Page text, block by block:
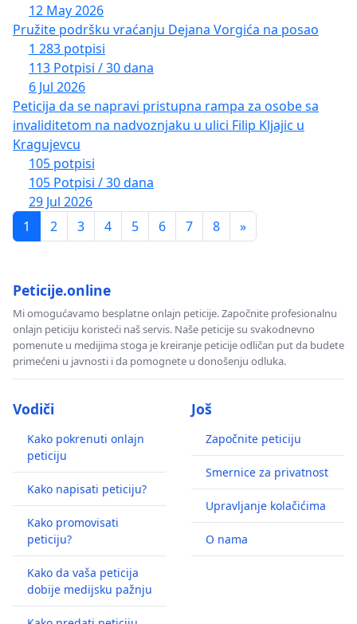
12 May 2026
Pružite podršku vraćanju Dejana Vorgića na posao
1 283 potpisi
113 Potpisi / 30 dana
6 Jul 2026
Peticija da se napravi pristupna rampa za osobe sa
invaliditetom na nadvoznjaku u ulici Filip Kljajic u
Kragujevcu
105 potpisi
105 Potpisi / 30 dana
29 Jul 2026
1
2 3 4 5 6 7 8 »
Peticije.online
Mi omogućavamo besplatne onlajn peticije. Započnite profesionalnu
onlajn peticiju koristeći naš servis. Naše peticije su svakodnevno
pomenute u medijima stoga je kreiranje peticije odličan put da budete
primećeni u javnosti i da pomognete u donošenju odluka.
Vodiči
Kako pokrenuti onlajn
peticiju
Kako napisati peticiju?
Kako promovisati
peticiju?
Kako da vaša peticija
dobije medijsku pažnju
Još
Započnite peticiju
Smernice za privatnost
Upravljanje kolačićima
O nama